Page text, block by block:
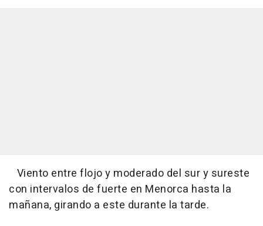
Viento entre flojo y moderado del sur y sureste
con intervalos de fuerte en Menorca hasta la
mañana, girando a este durante la tarde.